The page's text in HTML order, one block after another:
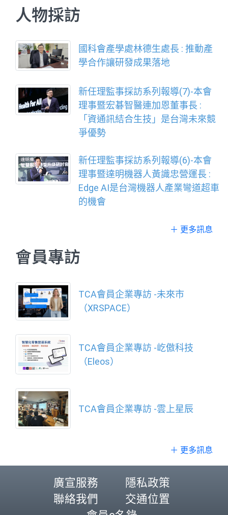
人物採訪
國科會產學處林德生處長 : 推動產
學合作讓研發成果落地
新任理監事採訪系列報導(7)-本會
理事暨宏碁智醫連加恩董事長 :
「資通訊結合生技」是台灣未來競
爭優勢
新任理監事採訪系列報導(6)-本會
理事暨達明機器人黃識忠營運長 :
Edge AI是台灣機器人產業彎道超車
的機會
＋ 更多訊息
會員專訪
TCA會員企業專訪 -未來市
（XRSPACE）
TCA會員企業專訪 -屹傲科技
（Eleos）
TCA會員企業專訪 -雲上星辰
＋ 更多訊息
廣宣服務
隱私政策
聯絡我們
交通位置